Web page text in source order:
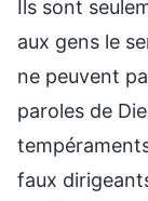
Ils sont
aux gens le
ne peuvent
paroles de
faux